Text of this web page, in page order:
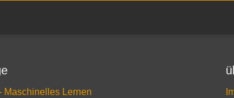
Maschinelles Lernen